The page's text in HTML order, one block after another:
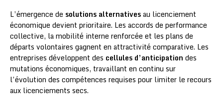
L’émergence de solutions alternativesau licenciement
économique devient prioritaire. Les accords de performance
collective, la mobilité interne renforcée et les plans de
départs volontaires gagnent en attractivité comparative. Les
entreprises développent des cellules d’anticipation des
mutations économiques, travaillant en continu sur
l’évolution des compétences requises pour limiter le recours
aux licenciements secs.